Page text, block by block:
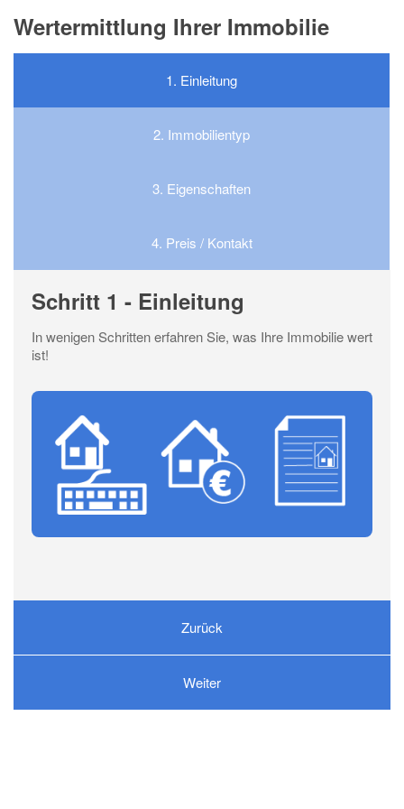
Wertermittlung Ihrer Immobilie
1. Einleitung
2. Immobilientyp
3. Eigenschaften
4. Preis / Kontakt
Schritt 1 - Einleitung
In wenigen Schritten erfahren Sie, was Ihre Immobilie wert
ist!
Zurück
Weiter